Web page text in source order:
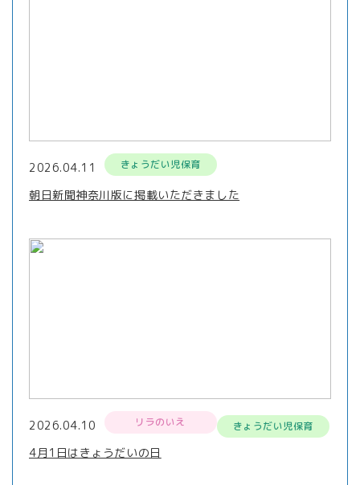
2026.04.11 きょうだい児保育
朝日新聞神奈川版に掲載いただきました
2026.04.10 リラのいえ きょうだい児保育
4月1日はきょうだいの日